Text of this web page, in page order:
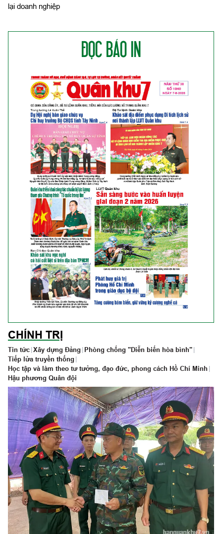
lại doanh nghiệp
ĐỌC BÁO IN
CHÍNH TRỊ
Tin tức|Xây dựng Đảng| Phòng chống "Diễn biến hòa bình"|
Tiếp lửa truyền thống|
Học tập và làm theo tư tưởng, đạo đức, phong cách Hồ Chí Minh |
Hậu phương Quân đội